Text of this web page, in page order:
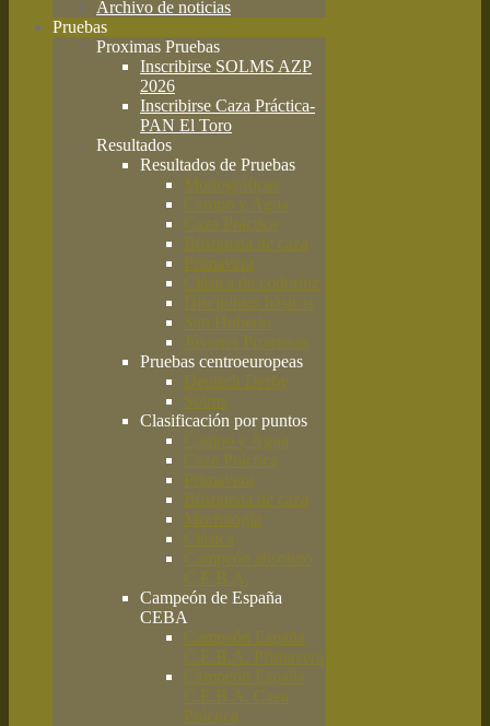
Archivo de noticias
Pruebas
Proximas Pruebas
Inscribirse SOLMS AZP
2026
Inscribirse Caza Práctica-
PAN El Toro
Resultados
Resultados de Pruebas
Monográficas
Campo y Agua
Caza Práctica
Búsqueda de caza
Primavera
Clásica de codorniz
Disciplinas básicas
San Huberto
Jóvenes Promesas
Pruebas centroeuropeas
Deutsch Derby
Solms
Clasificación por puntos
Campo y Agua
Caza Práctica
Primavera
Búsqueda de caza
Morfología
Clásica
Campeón absoluto
C.E.B.A.
Campeón de España
CEBA
Campeón España
C.E.B.A. Primavera
Campeón España
C.E.B.A. Caza
Práctica